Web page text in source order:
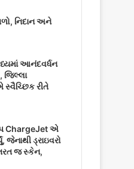
નિદાન અને
આનંદવર્ધન
જિલ્લા
રીતે
ChargeJet એ
જેનાથી ડ્રાઇવરો
જ સ્કેન,